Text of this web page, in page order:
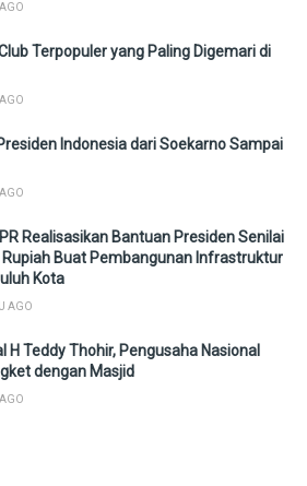
Terpopuler yang Paling Digemari di
Indonesia dari Soekarno Sampai
Realisasikan Bantuan Presiden Senilai
Rupiah Buat Pembangunan Infrastruktur
Kota
AGO
H Teddy Thohir, Pengusaha Nasional
dengan Masjid